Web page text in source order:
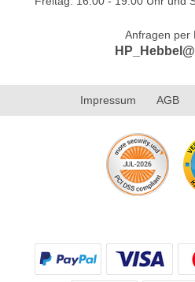
Anfragen per
Impressum AGB